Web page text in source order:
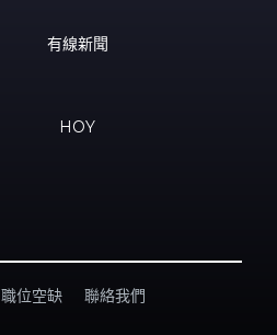
有線新聞
HOY
職位空缺 聯絡我們